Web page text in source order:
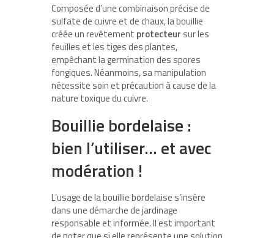
Composée d’une combinaison précise de
sulfate de cuivre et de chaux, la bouillie
créée un revêtement protecteur sur les
feuilles et les tiges des plantes,
empêchant la germination des spores
fongiques. Néanmoins, sa manipulation
nécessite soin et précaution à cause de la
nature toxique du cuivre.
Bouillie bordelaise :
bien l’utiliser… et avec
modération !
L’usage de la bouillie bordelaise s’insère
dans une démarche de jardinage
responsable et informée. Il est important